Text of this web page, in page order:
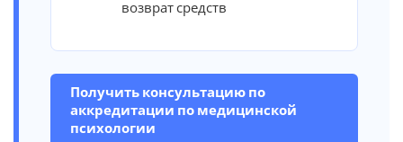
возврат средств
Получить консультацию по
аккредитации по медицинской
психологии